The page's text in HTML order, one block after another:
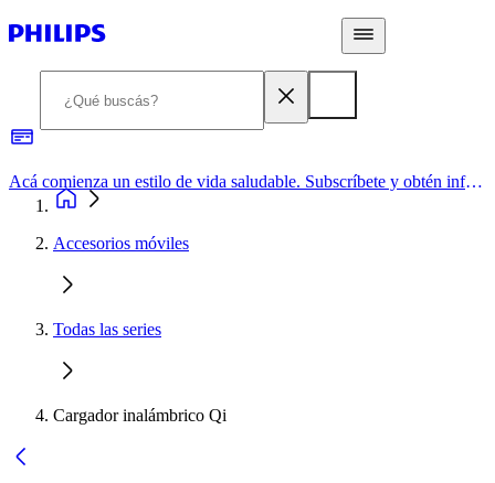
Acá comienza un estilo de vida saludable. Subscríbete y obtén información de primera mano
Accesorios móviles
Todas las series
Cargador inalámbrico Qi